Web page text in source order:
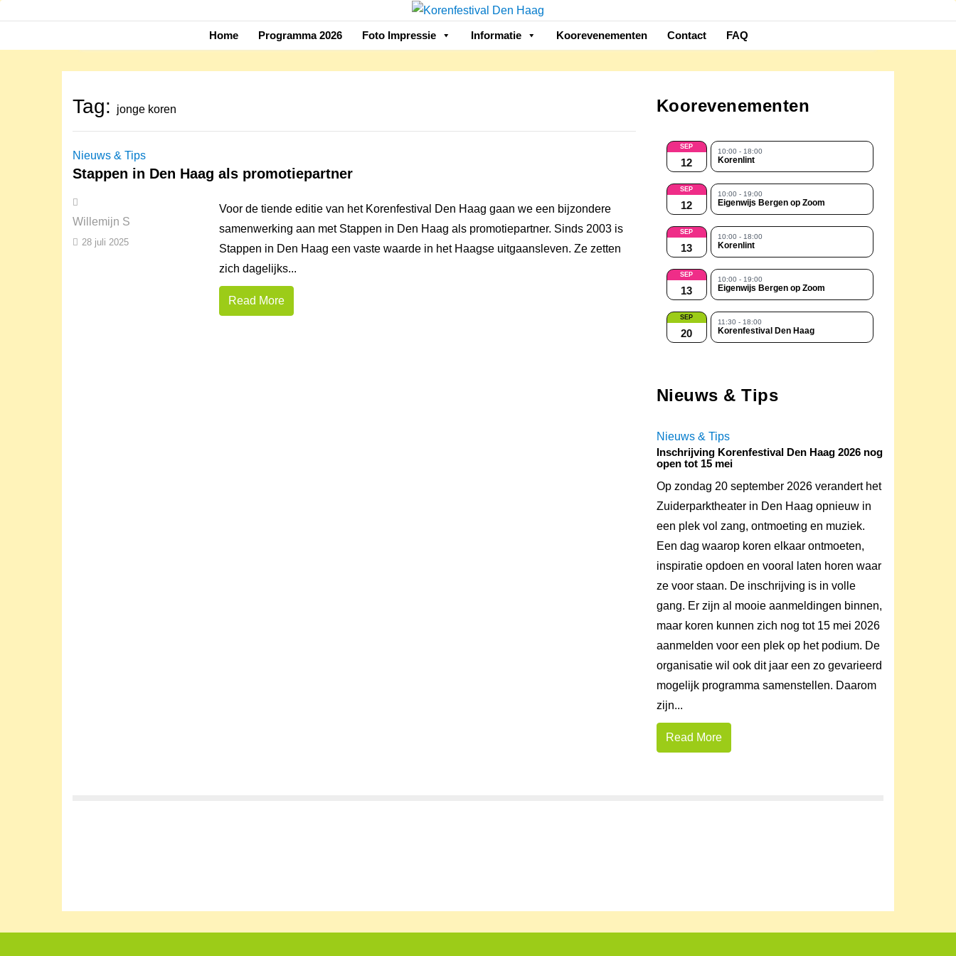
content
Home Programma 2026 Foto Impressie Informatie Koorevenementen Contact FAQ
Tag: jonge koren
Nieuws & Tips
Stappen in Den Haag als promotiepartner
Willemijn S
28 juli 2025
Voor de tiende editie van het Korenfestival Den Haag gaan we een bijzondere
samenwerking aan met Stappen in Den Haag als promotiepartner. Sinds 2003 is
Stappen in Den Haag een vaste waarde in het Haagse uitgaansleven. Ze zetten
zich dagelijks...
Read More
Koorevenementen
SEP
12
10:00 - 18:00
Korenlint
SEP
12
10:00 - 19:00
Eigenwijs Bergen op Zoom
SEP
13
10:00 - 18:00
Korenlint
SEP
13
10:00 - 19:00
Eigenwijs Bergen op Zoom
SEP
20
11:30 - 18:00
Korenfestival Den Haag
Nieuws & Tips
Nieuws & Tips
Inschrijving Korenfestival Den Haag 2026 nog
open tot 15 mei
Op zondag 20 september 2026 verandert het
Zuiderparktheater in Den Haag opnieuw in
een plek vol zang, ontmoeting en muziek.
Een dag waarop koren elkaar ontmoeten,
inspiratie opdoen en vooral laten horen waar
ze voor staan. De inschrijving is in volle
gang. Er zijn al mooie aanmeldingen binnen,
maar koren kunnen zich nog tot 15 mei 2026
aanmelden voor een plek op het podium. De
organisatie wil ook dit jaar een zo gevarieerd
mogelijk programma samenstellen. Daarom
zijn...
Read More